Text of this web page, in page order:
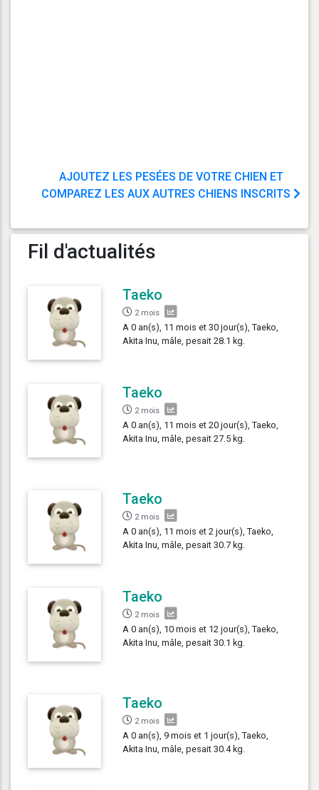
AJOUTEZ LES PESÉES DE VOTRE CHIEN ET
COMPAREZ LES AUX AUTRES CHIENS INSCRITS
Fil d'actualités
Taeko
2 mois
A 0 an(s), 11 mois et 30 jour(s), Taeko,
Akita Inu, mâle, pesait 28.1 kg.
Taeko
2 mois
A 0 an(s), 11 mois et 20 jour(s), Taeko,
Akita Inu, mâle, pesait 27.5 kg.
Taeko
2 mois
A 0 an(s), 11 mois et 2 jour(s), Taeko,
Akita Inu, mâle, pesait 30.7 kg.
Taeko
2 mois
A 0 an(s), 10 mois et 12 jour(s), Taeko,
Akita Inu, mâle, pesait 30.1 kg.
Taeko
2 mois
A 0 an(s), 9 mois et 1 jour(s), Taeko,
Akita Inu, mâle, pesait 30.4 kg.